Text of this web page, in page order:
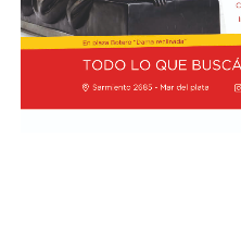
Los participantes menores
acompañados por una
asistentes $12.000 y
entradas están disponibles
viernes de 14 a 19.